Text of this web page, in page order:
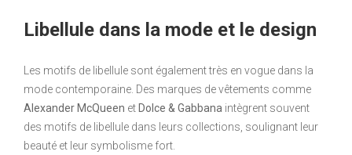
Libellule dans la mode et le design
Les motifs de libellule sont également très en vogue dans la
mode contemporaine. Des marques de vêtements comme
Alexander McQueen et Dolce & Gabbana intègrent souvent
des motifs de libellule dans leurs collections, soulignant leur
beauté et leur symbolisme fort.